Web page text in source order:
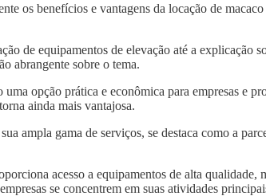
os benefícios e vantagens da locação de
de equipamentos de elevação até a explicação
abrangente sobre o tema.
opção prática e econômica para empresas e
ainda mais vantajosa.
ampla gama de serviços, se destaca como a
acesso a equipamentos de alta qualidade,
se concentrem em suas atividades